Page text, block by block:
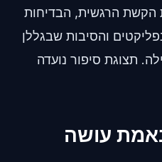
הקשת הרגשית, הבדיחות
והסיבות שבגללן
תצוגת סיפור נועדה
עושה